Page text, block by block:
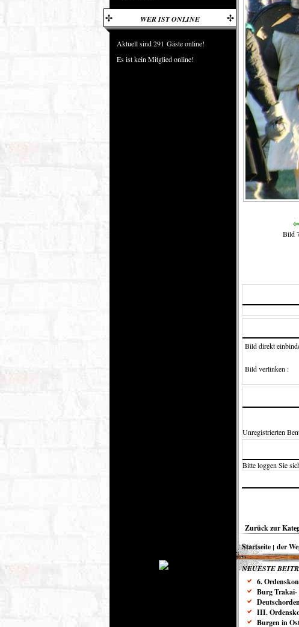
WER IST ONLINE
Aktuell sind 291 Gäste online!
Es ist kein Mitglied online!
Bild
Bild direkt
Bild verlinken :
Unregistrierten
Bitte loggen Sie
Zurück zur
Startseite der
NEUESTE
6.
Burg Trakai-
III.
Burgen in